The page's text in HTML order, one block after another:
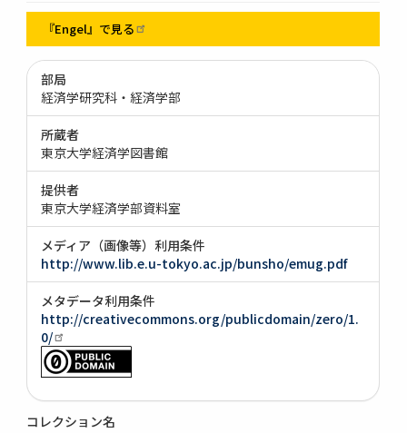
『Engel』で見る
部局
経済学研究科・経済学部
所蔵者
東京大学経済学図書館
提供者
東京大学経済学部資料室
メディア（画像等）利用条件
http://www.lib.e.u-tokyo.ac.jp/bunsho/emug.pdf
メタデータ利用条件
http://creativecommons.org/publicdomain/zero/1.
0/
コレクション名